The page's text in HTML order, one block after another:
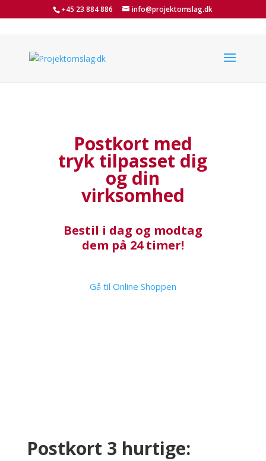
+45 23 884 886 info@projektomslag.dk
Postkort med
tryk tilpasset dig
og din
virksomhed
Bestil i dag og modtag
dem på 24 timer!
Gå til Online Shoppen
Postkort 3 hurtige: